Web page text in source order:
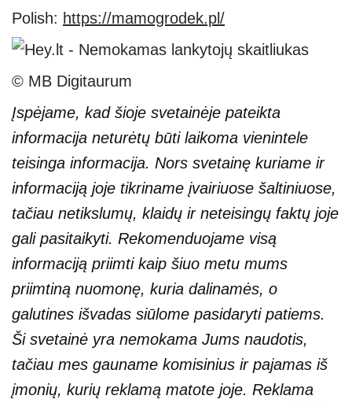
Polish: https://mamogrodek.pl/
© MB Digitaurum
Įspėjame, kad šioje svetainėje pateikta
informacija neturėtų būti laikoma vienintele
teisinga informacija. Nors svetainę kuriame ir
informaciją joje tikriname įvairiuose šaltiniuose,
tačiau netikslumų, klaidų ir neteisingų faktų joje
gali pasitaikyti. Rekomenduojame visą
informaciją priimti kaip šiuo metu mums
priimtiną nuomonę, kuria dalinamės, o
galutines išvadas siūlome pasidaryti patiems.
Ši svetainė yra nemokama Jums naudotis,
tačiau mes gauname komisinius ir pajamas iš
įmonių, kurių reklamą matote joje. Reklama